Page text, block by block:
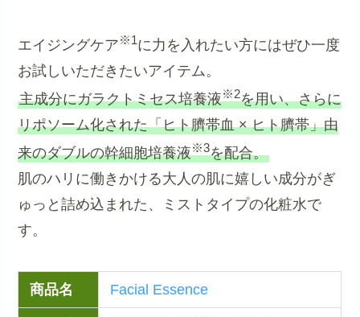
エイジングケア※1に力を入れたい方にはぜひ一度
お試しいただきたいアイテム。
主成分にガラクトミセス培養液※2を用い、さらに
リポソーム化された「ヒト臍帯血 × ヒト臍帯」由
来のダブルの幹細胞培養液※3を配合。
肌のハリに働きかける大人の肌に嬉しい成分がぎ
ゅっと詰め込まれた、ミストタイプの化粧水で
す。
商品名 Facial Essence